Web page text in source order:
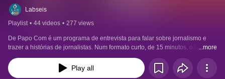
Labseis
Playlist • 44 videos • 277 views
De Papo Com é um programa de entrevista para falar sobre jornalismo e
trazer a histórias de jornalistas. Num formato curto, de 15 minutos, o bate-
papo  mescla discussões a respeito dos caminhos do jornalismo e entrelaça
a profissão e a vivência de jornalistas nas diversas áreas de atuação que o
campo possibilita.
...more
Play all